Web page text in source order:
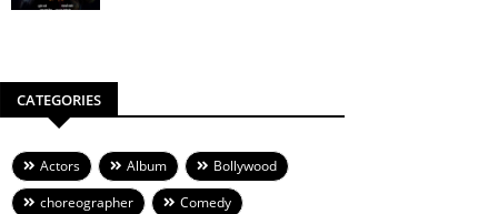
CATEGORIES
Actors Album
Bollywood
choreographer
Comedy